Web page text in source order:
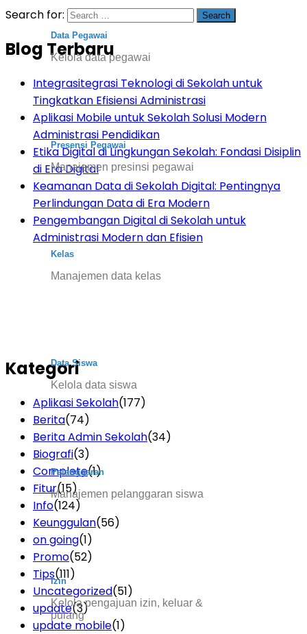
Data Pegawai
Kelola data pegawai
Presensi Pegawai
Manajemen presinsi pegawai
Kelas
Manajemen data kelas
Data Siswa
Kelola data siswa
Pelanggaran
Manajemen pelanggaran siswa
Izin
Kelola pengajuan izin, keluar &
pulang
Search for:
Blog Terbaru
Integrasitegrasi Teknologi di Sekolah untuk
Tingkatkan Efisiensi Administrasi
Aplikasi Mobile untuk Sekolah Solusi Modern
Administrasi Pendidikan
Etika Digital di Lingkungan Sekolah: Fondasi Disiplin
di Era Digital
Keamanan Data di Sekolah Digital: Pentingnya
Perlindungan Data di Era Modern
Pengembangan Digital di Sekolah untuk
Administrasi Modern dan Efisien
Kategori
Aplikasi Sekolah(177)
Berita(74)
Berita Admin Sekolah(34)
Biografi(3)
Complete(1)
Fitur(15)
Info(124)
Keunggulan(56)
on going(1)
Promo(52)
Tips(111)
Uncategorized(51)
update(3)
update mobile(1)